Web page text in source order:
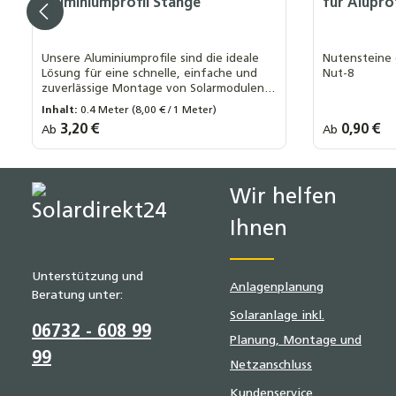
Aluminiumprofil Stange
Unsere Aluminiumprofile sind die ideale
Lösung für eine schnelle, einfache und
zuverlässige Montage von Solarmodulen.
Die einfache Handhabung und die
schnelle Installation der Profile sparen
wertvolle Zeit und reduzieren
Montagekosten erheblich
Inhalt:0.4 Meter(8,00 € / 1 Meter)
Regulärer Preis:
Ab 3,20 €
Länge Trägerprofil:
40 cm
für
Nutensteine
Nut-8
Regulärer
Ab 0,90 €
Menge:
1 Stück
Unterstützung und
Beratung unter:
06732 - 608 99
99
Wir helfen
Ihnen
Anlagenplanung
Solaranlage inkl.
Planung, Montage und
Netzanschluss